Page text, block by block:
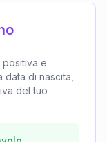
e
di nascita,
del tuo